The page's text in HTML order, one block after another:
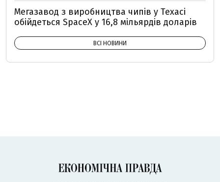
Мегазавод з виробництва чипів у Техасі
обійдеться SpaceX у 16,8 мільярдів доларів
ВСІ НОВИНИ